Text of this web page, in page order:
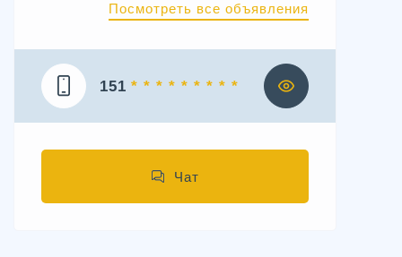
Посмотреть все объявления
151 * * * * * * * * *
Чат